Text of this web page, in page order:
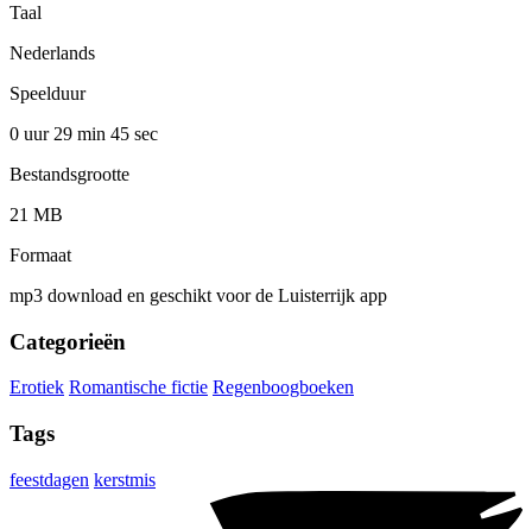
Taal
Nederlands
Speelduur
0 uur 29 min 45 sec
Bestandsgrootte
21 MB
Formaat
mp3 download en geschikt voor de Luisterrijk app
Categorieën
Erotiek Romantische fictie Regenboogboeken
Tags
feestdagen kerstmis